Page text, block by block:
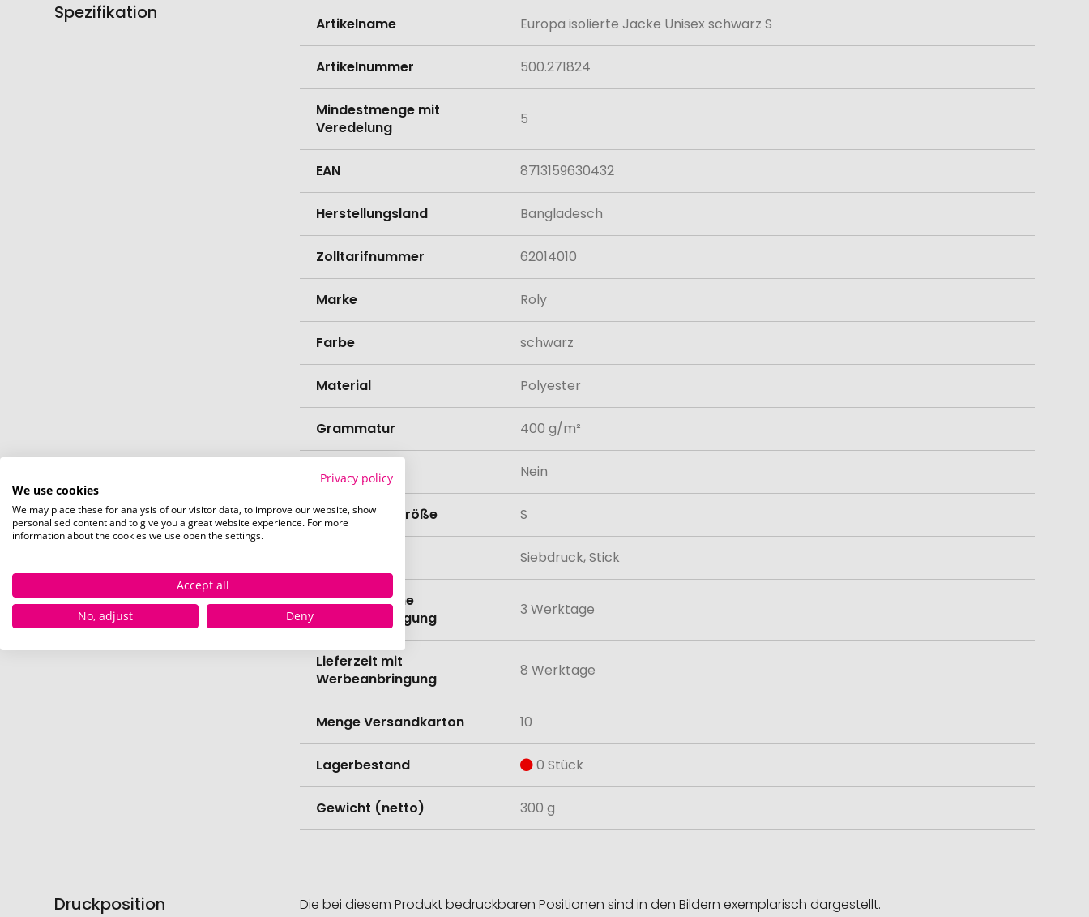
Spezifikation
Informationen
Artikelname Europa isolierte Jacke Unisex schwarz S
Artikelnummer 500.271824
Mindestmenge mit
Veredelung
5
EAN 8713159630432
Herstellungsland Bangladesch
Zolltarifnummer 62014010
Marke Roly
Farbe schwarz
Material Polyester
Grammatur 400 g/m²
Bio-Produkt Nein
Konfektionsgröße S
Siebdruck, Stick
Lieferzeit ohne
Werbeanbringung
3 Werktage
Lieferzeit mit
Werbeanbringung
8 Werktage
Menge Versandkarton 10
Lagerbestand 0 Stück
Gewicht (netto) 300 g
Druckposition Die bei diesem Produkt bedruckbaren Positionen sind in den Bildern exemplarisch dargestellt.
Privacy policy
We use cookies
We may place these for analysis of our visitor data, to improve our website, show
personalised content and to give you a great website experience. For more
information about the cookies we use open the settings.
Accept all
No, adjust
Deny